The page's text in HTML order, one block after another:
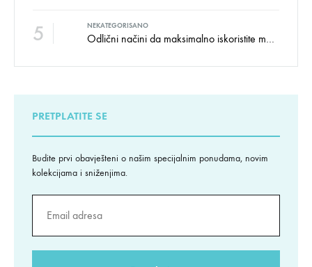
5 NEKATEGORISANO
Odlični načini da maksimalno iskoristite male prostore
PRETPLATITE SE
Budite prvi obavješteni o našim specijalnim ponudama, novim
kolekcijama i sniženjima.